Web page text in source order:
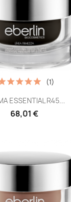
Vista rápida
ESSENTIAL R45...
68,01 €
(1)